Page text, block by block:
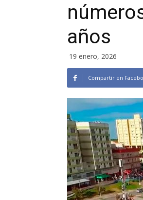
años
19 enero, 2026
Compartir en